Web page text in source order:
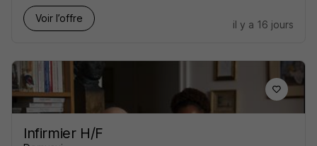
Voir l’offre
il y a 16 jours
Infirmier H/F